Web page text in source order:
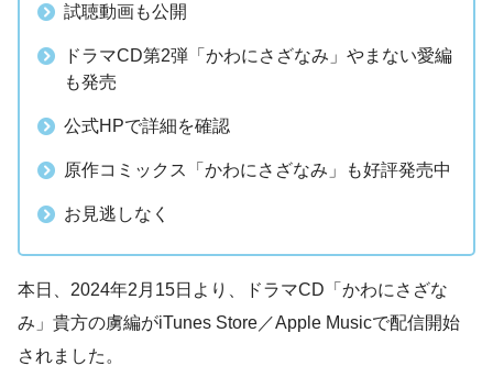
試聴動画も公開
ドラマCD第2弾「かわにさざなみ」やまない愛編
も発売
公式HPで詳細を確認
原作コミックス「かわにさざなみ」も好評発売中
お見逃しなく
本日、2024年2月15日より、ドラマCD「かわにさざな
み」貴方の虜編がiTunes Store／Apple Musicで配信開始
されました。